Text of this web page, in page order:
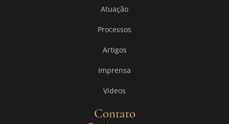
Atuação
Processos
Artigos
Imprensa
Vídeos
Contato